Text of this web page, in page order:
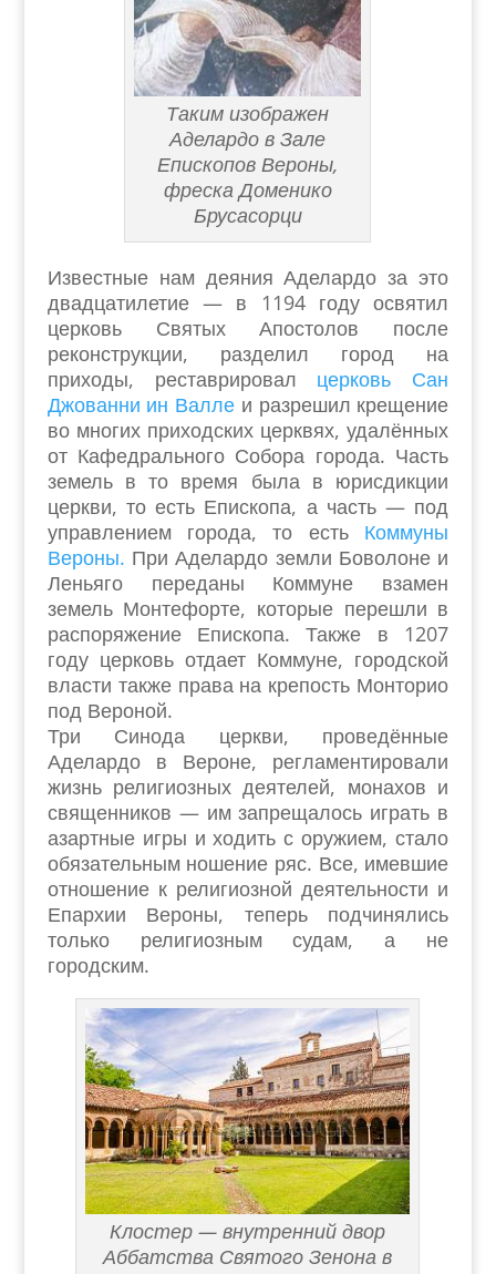
Таким изображен
Аделардо в Зале
Епископов Вероны,
фреска Доменико
Брусасорци
Известные нам деяния Аделардо за это
двадцатилетие — в 1194 году освятил
церковь Святых Апостолов после
реконструкции, разделил город на
приходы, реставрировал церковь Сан
Джованни ин Валле и разрешил крещение
во многих приходских церквях, удалённых
от Кафедрального Собора города. Часть
земель в то время была в юрисдикции
церкви, то есть Епископа, а часть — под
управлением города, то есть Коммуны
Вероны. При Аделардо земли Боволоне и
Леньяго переданы Коммуне взамен
земель Монтефорте, которые перешли в
распоряжение Епископа. Также в 1207
году церковь отдает Коммуне, городской
власти также права на крепость Монторио
под Вероной.
Три Синода церкви, проведённые
Аделардо в Вероне, регламентировали
жизнь религиозных деятелей, монахов и
священников — им запрещалось играть в
азартные игры и ходить с оружием, стало
обязательным ношение ряс. Все, имевшие
отношение к религиозной деятельности и
Епархии Вероны, теперь подчинялись
только религиозным судам, а не
городским.
Клостер — внутренний двор
Аббатства Святого Зенона в